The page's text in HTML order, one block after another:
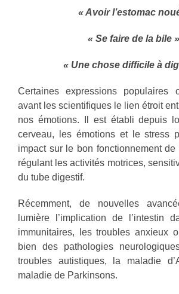
« Avoir l’estomac
« Se faire de la bile »
« Une chose difficile à
Certaines expressions populaires
avant les scientifiques le lien étroit
nos émotions. Il est établi depuis
cerveau, les émotions et le stress
impact sur le bon fonctionnement de
régulant les activités motrices,
du tube digestif.
Récemment, de nouvelles
lumière l’implication de l’intestin
immunitaires, les troubles anxieux
bien des pathologies
troubles autistiques, la maladie
maladie de Parkinsons.